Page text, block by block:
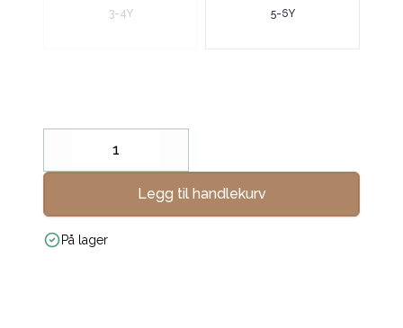
3-4Y 5-6Y
Decrease
Legg til handlekurv
På lager